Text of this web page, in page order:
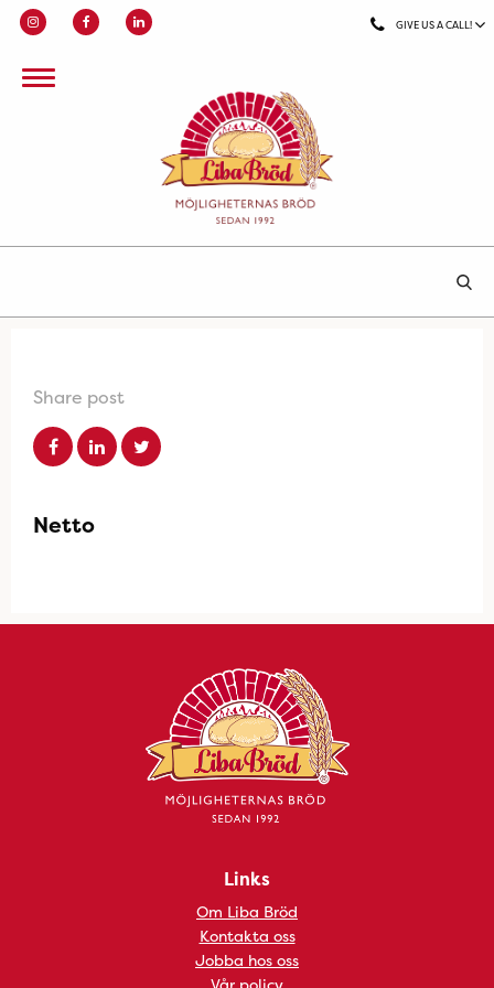
GIVE US A CALL!
Share post
Netto
Links
Om Liba Bröd
Kontakta oss
Jobba hos oss